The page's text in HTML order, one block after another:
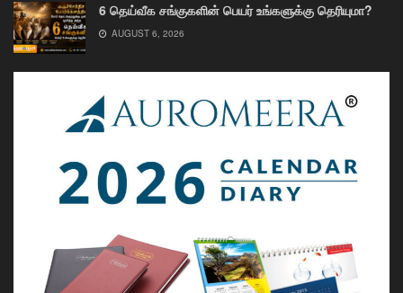
6 தெய்வீக சங்குகளின் பெயர் உங்களுக்கு தெரியுமா?
AUGUST 6, 2026